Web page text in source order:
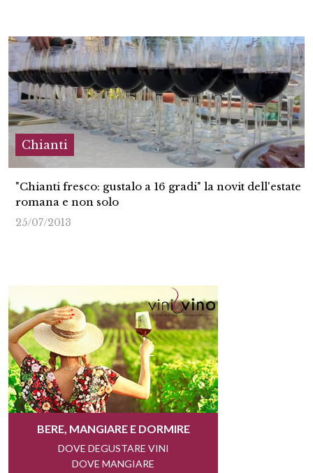
Chianti
"Chianti fresco: gustalo a 16 gradi" la novit dell'estate
romana e non solo
25/07/2013